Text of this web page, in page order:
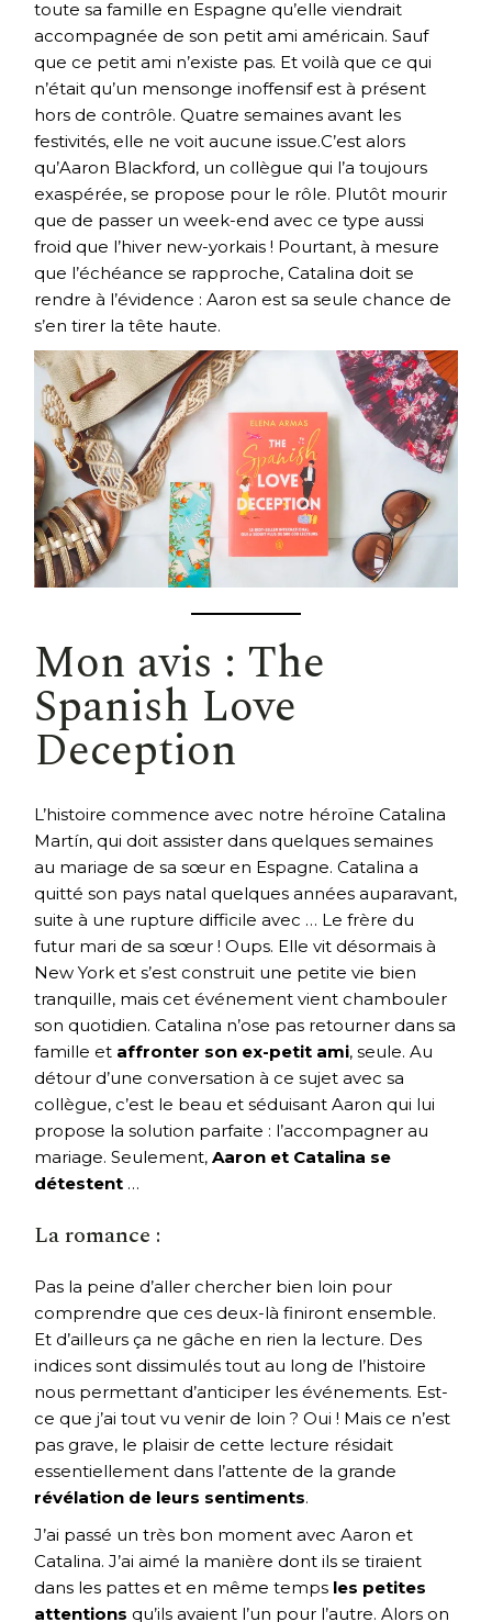
toute sa famille en Espagne qu’elle viendrait
accompagnée de son petit ami américain. Sauf
que ce petit ami n’existe pas. Et voilà que ce qui
n’était qu’un mensonge inoffensif est à présent
hors de contrôle. Quatre semaines avant les
festivités, elle ne voit aucune issue.C’est alors
qu’Aaron Blackford, un collègue qui l’a toujours
exaspérée, se propose pour le rôle. Plutôt mourir
que de passer un week-end avec ce type aussi
froid que l’hiver new-yorkais ! Pourtant, à mesure
que l’échéance se rapproche, Catalina doit se
rendre à l’évidence : Aaron est sa seule chance de
s’en tirer la tête haute.
Mon avis : The
Spanish Love
Deception
L’histoire commence avec notre héroïne Catalina
Martín, qui doit assister dans quelques semaines
au mariage de sa sœur en Espagne. Catalina a
quitté son pays natal quelques années auparavant,
suite à une rupture difficile avec … Le frère du
futur mari de sa sœur ! Oups. Elle vit désormais à
New York et s’est construit une petite vie bien
tranquille, mais cet événement vient chambouler
son quotidien. Catalina n’ose pas retourner dans sa
famille et affronter son ex-petit ami, seule. Au
détour d’une conversation à ce sujet avec sa
collègue, c’est le beau et séduisant Aaron qui lui
propose la solution parfaite : l’accompagner au
mariage. Seulement,Aaron et Catalina se
détestent …
La romance :
Pas la peine d’aller chercher bien loin pour
comprendre que ces deux-là finiront ensemble.
Et d’ailleurs ça ne gâche en rien la lecture. Des
indices sont dissimulés tout au long de l’histoire
nous permettant d’anticiper les événements. Est-
ce que j’ai tout vu venir de loin ? Oui ! Mais ce n’est
pas grave, le plaisir de cette lecture résidait
essentiellement dans l’attente de la grande
révélation de leurs sentiments.
J’ai passé un très bon moment avec Aaron et
Catalina. J’ai aimé la manière dont ils se tiraient
dans les pattes et en même temps les petites
attentions qu’ils avaient l’un pour l’autre. Alors on